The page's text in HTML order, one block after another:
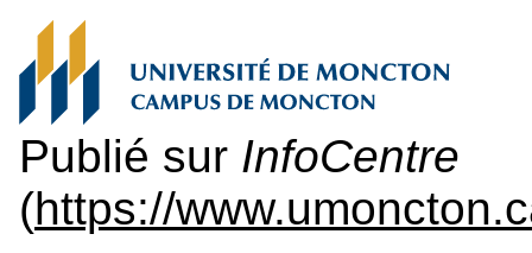
Publié sur InfoCentre
(https://